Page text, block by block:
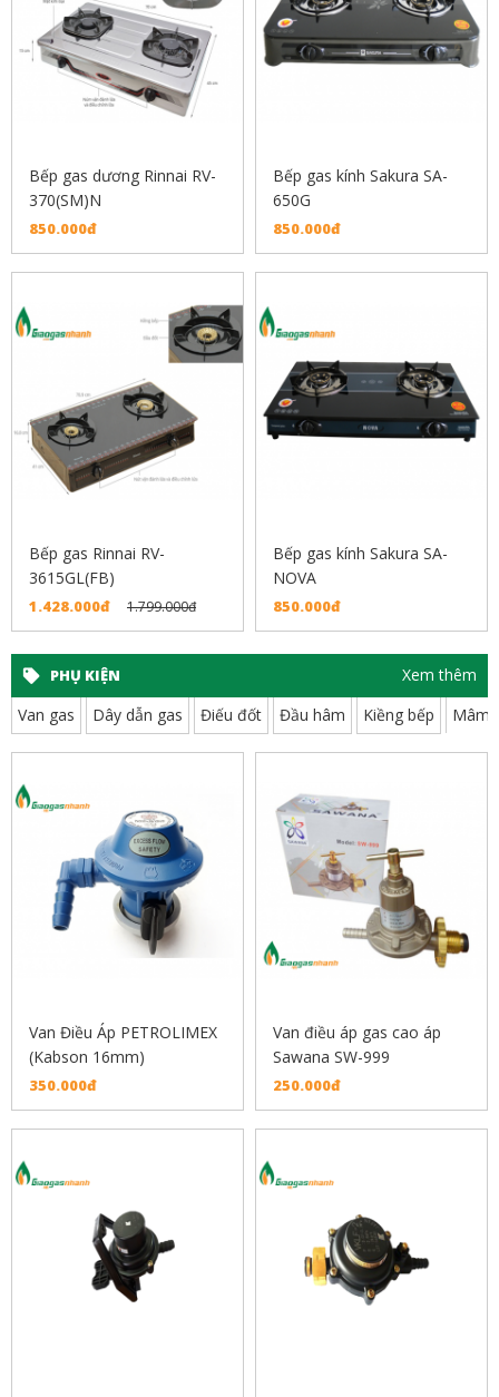
Bếp gas dương Rinnai RV-
370(SM)N
850.000đ
Bếp gas kính Sakura SA-
650G
850.000đ
Bếp gas Rinnai RV-
3615GL(FB)
1.428.000đ 1.799.000đ
Bếp gas kính Sakura SA-
NOVA
850.000đ
PHỤ KIỆN
Xem thêm
Van gas
Dây dẫn gas Điếu đốt Đầu hâm Kiềng bếp Mâm
Van Điều Áp PETROLIMEX
(Kabson 16mm)
350.000đ
Van điều áp gas cao áp
Sawana SW-999
250.000đ